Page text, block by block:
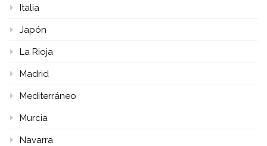
Italia
Japón
La Rioja
Madrid
Mediterráneo
Murcia
Navarra